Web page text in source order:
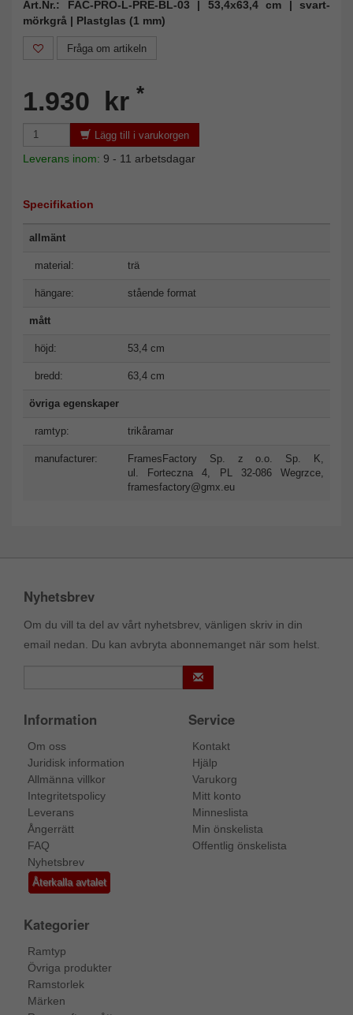
Art.Nr.: FAC-PRO-L-PRE-BL-03 | 53,4x63,4 cm | svart-
mörkgrå | Plastglas (1 mm)
Fråga om artikeln
1.930 kr *
Lägg till i varukorgen
Leverans inom: 9 - 11 arbetsdagar
Specifikation
allmänt
material: trä
hängare: stående format
mått
höjd: 53,4 cm
bredd: 63,4 cm
övriga egenskaper
ramtyp: trikåramar
manufacturer:
FramesFactory Sp. z o.o. Sp. K,
ul. Forteczna 4, PL 32-086 Wegrzce,
framesfactory@gmx.eu
Nyhetsbrev
Om du vill ta del av vårt nyhetsbrev, vänligen skriv in din
email nedan. Du kan avbryta abonnemanget när som helst.
Information
Om oss
Juridisk information
Allmänna villkor
Integritetspolicy
Leverans
Ångerrätt
FAQ
Nyhetsbrev
Återkalla avtalet
Service
Kontakt
Hjälp
Varukorg
Mitt konto
Minneslista
Min önskelista
Offentlig önskelista
Kategorier
Ramtyp
Övriga produkter
Ramstorlek
Märken